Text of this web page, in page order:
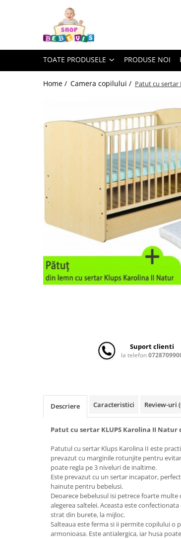
Toate Produsele
Carucioare copii 2in1
Accesorii carucioare copii
Umbrele carucioare
Landouri pentru bebelusi
Scaune auto copii
Patuturi copii
Patuturi lemn pana la 120 x 60 cm
Saltele 127 x 63 cm
Saltele de la 160 x 80 cm
Lenjerii patuturi
Lenjerii patut 140 x 70 cm
Lenjerie patuturi tineret
Baldachin patut
Perne copii si mamici
Protectii saltea
Comode copii
TOATE PRODUSELE PRODUSE NOI
Home / Camera copilului / Patut cu sertar
Suport clienti
la telefon
Descriere Caracteristici Review-uri
Patut cu sertar KLUPS Karolina II Natur
Patutul cu sertar Klups Karolina II este
prevazut cu marginile rotunjite pentru
poate regla pe 3 niveluri de inaltime.
Este prevazut cu un sertar incapator,
hainute pentru bebelusi.
Deoarece bebelusul isi petrece foarte
alegerea saltelei. Aceasta este
strat din burete, la mijloc.
Salteaua este ferma si ii permite copilului o
armonioasa. Este antialergica, iar husa